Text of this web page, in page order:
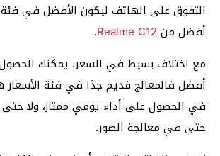
التفوق على الهاتف ليكون الأفضل في
أفضل من Realme C12
.
مع اختلاف بسيط في السعر، يمكنك
أفضل فالمعالج قديم جدًا في فئة الأسعار
في الحصول على أداء يومي ممتاز، ولا حتى
حتى في معالجة الصور.